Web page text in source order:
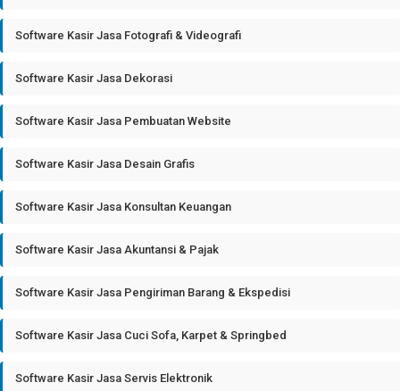
Software Kasir Jasa Fotografi & Videografi
Software Kasir Jasa Dekorasi
Software Kasir Jasa Pembuatan Website
Software Kasir Jasa Desain Grafis
Software Kasir Jasa Konsultan Keuangan
Software Kasir Jasa Akuntansi & Pajak
Software Kasir Jasa Pengiriman Barang & Ekspedisi
Software Kasir Jasa Cuci Sofa, Karpet & Springbed
Software Kasir Jasa Servis Elektronik